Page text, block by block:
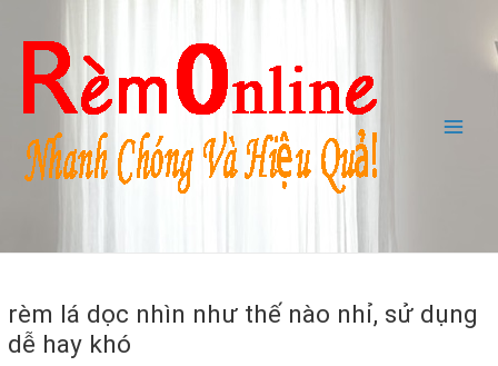
content
rèm lá dọc nhìn như thế nào nhỉ, sử dụng
dễ hay khó